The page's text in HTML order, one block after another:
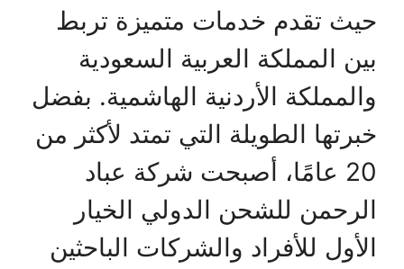
حيث تقدم خدمات متميزة تربط
بين المملكة العربية السعودية
والمملكة الأردنية الهاشمية. بفضل
خبرتها الطويلة التي تمتد لأكثر من
20 عامًا، أصبحت شركة عباد
الرحمن للشحن الدولي الخيار
الأول للأفراد والشركات الباحثين